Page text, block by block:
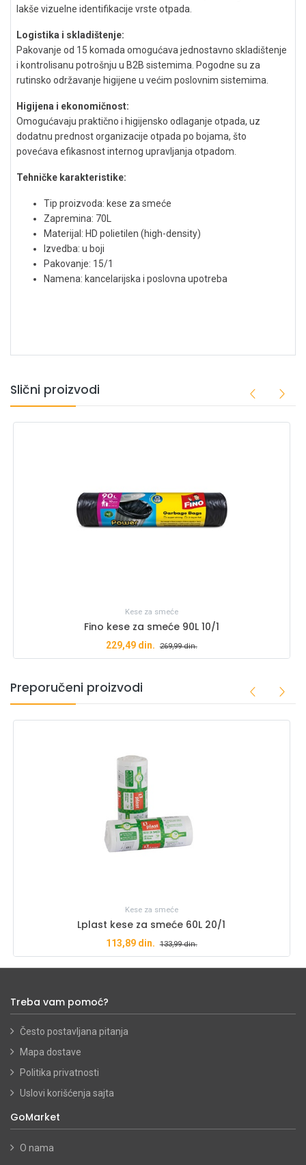
lakše vizuelne identifikacije vrste otpada.
Logistika i skladištenje:
Pakovanje od 15 komada omogućava jednostavno skladištenje
i kontrolisanu potrošnju u B2B sistemima. Pogodne su za
rutinsko održavanje higijene u većim poslovnim sistemima.
Higijena i ekonomičnost:
Omogućavaju praktično i higijensko odlaganje otpada, uz
dodatnu prednost organizacije otpada po bojama, što
povećava efikasnost internog upravljanja otpadom.
Tehničke karakteristike:
Tip proizvoda: kese za smeće
Zapremina: 70L
Materijal: HD polietilen (high-density)
Izvedba: u boji
Pakovanje: 15/1
Namena: kancelarijska i poslovna upotreba
Slični proizvodi
Kese za smeće
Fino kese za smeće 90L 10/1
229,49din. 269,99din.
Preporučeni proizvodi
Kese za smeće
Lplast kese za smeće 60L 20/1
113,89din. 133,99din.
Treba vam pomoć?
Često postavljana pitanja
Mapa dostave
Politika privatnosti
Uslovi korišćenja sajta
GoMarket
O nama